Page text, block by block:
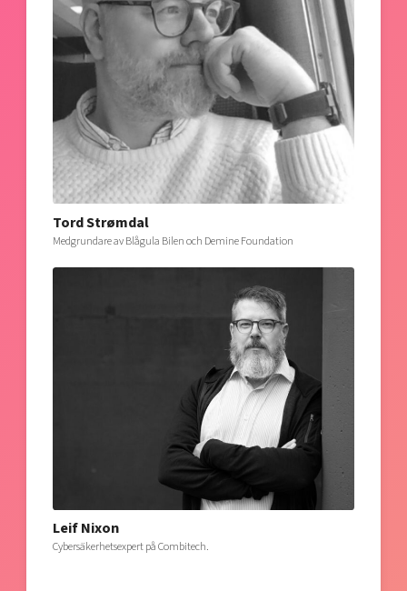
Tord Strømdal
Medgrundare av Blågula Bilen och Demine Foundation
Leif Nixon
Cybersäkerhetsexpert på Combitech.